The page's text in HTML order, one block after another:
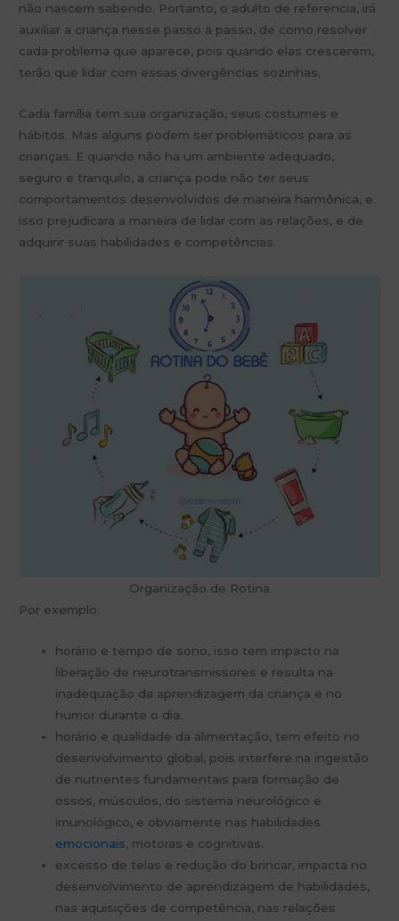
não nascem sabendo. Portanto, o adulto de referencia, irá
auxiliar a criança nesse passo a passo, de como resolver
cada problema que aparece, pois quando elas crescerem,
terão que lidar com essas divergências sozinhas.
Cada família tem sua organização, seus costumes e
hábitos. Mas alguns podem ser problemáticos para as
crianças. E quando não ha um ambiente adequado,
seguro e tranquilo, a criança pode não ter seus
comportamentos desenvolvidos de maneira harmônica, e
isso prejudicara a maneira de lidar com as relações, e de
adquirir suas habilidades e competências.
Organização de Rotina
Por exemplo:
horário e tempo de sono, isso tem impacto na
liberação de neurotransmissores e resulta na
inadequação da aprendizagem da criança e no
humor durante o dia.
horário e qualidade da alimentação, tem efeito no
desenvolvimento global, pois interfere na ingestão
de nutrientes fundamentais para formação de
ossos, músculos, do sistema neurológico e
imunológico, e obviamente nas habilidades
emocionais, motoras e cognitivas.
excesso de telas e redução do brincar, impacta no
desenvolvimento de aprendizagem de habilidades,
nas aquisições de competência, nas relações